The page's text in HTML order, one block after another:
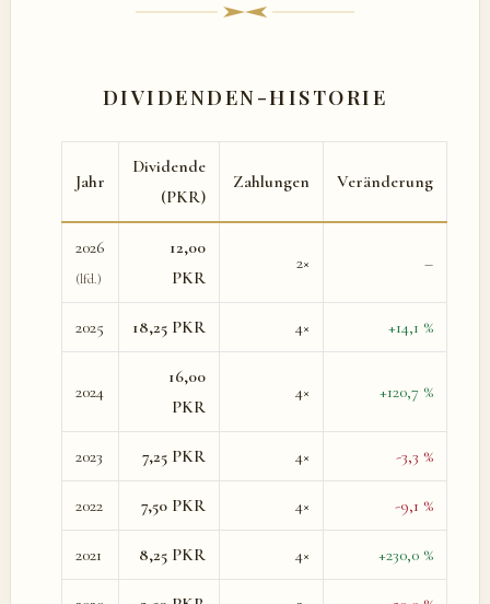
DIVIDENDEN-HISTORIE
Jahr
Dividende
(PKR)
Zahlungen Veränderung
2026
(lfd.)
12,00
PKR
2× –
2025 18,25 PKR 4× +14,1 %
2024
16,00
PKR
4× +120,7 %
2023 7,25 PKR 4× -3,3 %
2022 7,50 PKR 4× -9,1 %
2021 8,25 PKR 4× +230,0 %